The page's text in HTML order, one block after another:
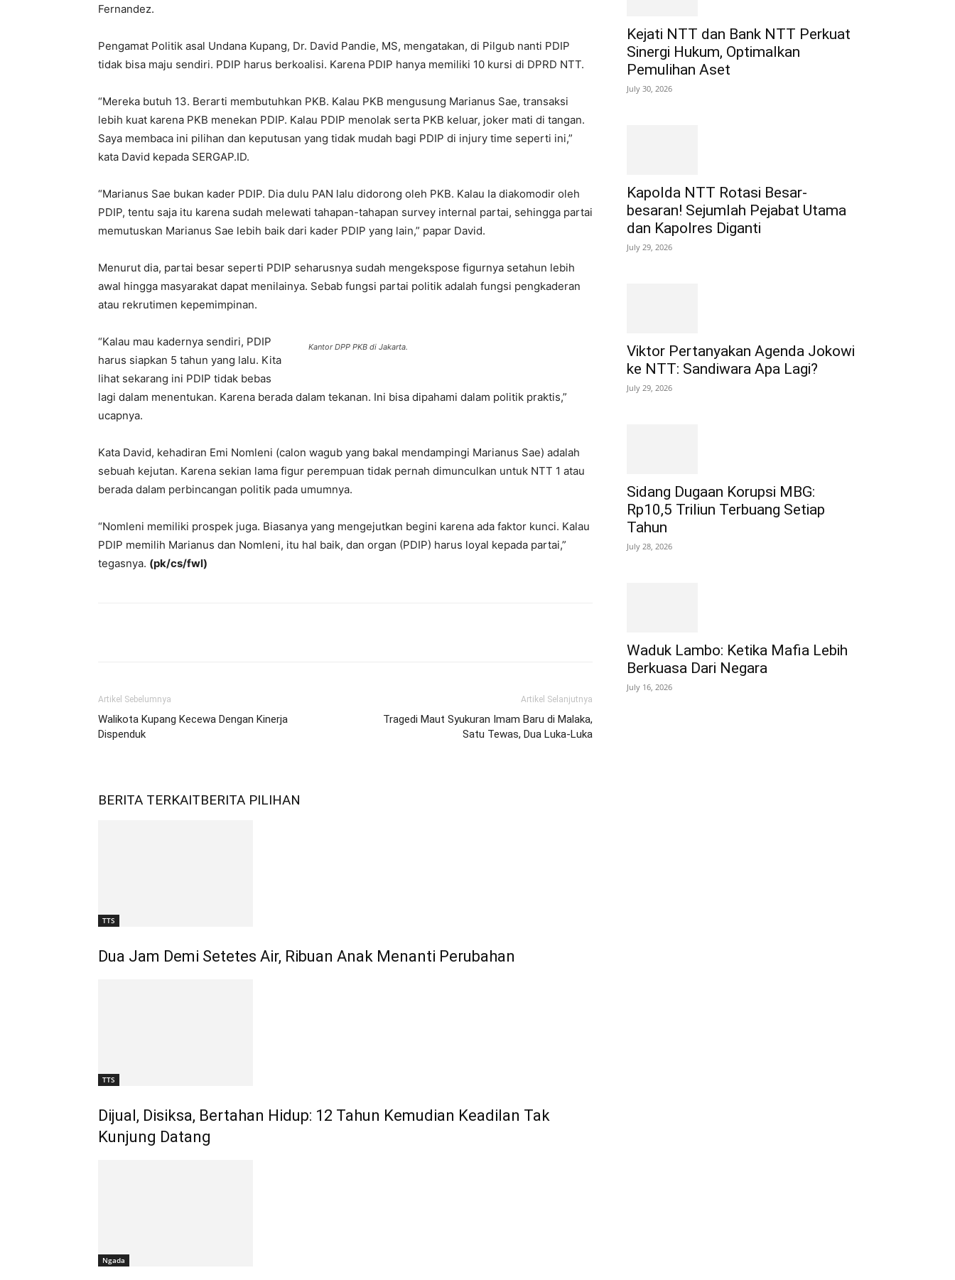
Fernandez.
Pengamat Politik asal Undana Kupang, Dr. David Pandie, MS, mengatakan, di Pilgub nanti PDIP
tidak bisa maju sendiri. PDIP harus berkoalisi. Karena PDIP hanya memiliki 10 kursi di DPRD NTT.
“Mereka butuh 13. Berarti membutuhkan PKB. Kalau PKB mengusung Marianus Sae, transaksi
lebih kuat karena PKB menekan PDIP. Kalau PDIP menolak serta PKB keluar, joker mati di tangan.
Saya membaca ini pilihan dan keputusan yang tidak mudah bagi PDIP di injury time seperti ini,”
kata David kepada SERGAP.ID.
“Marianus Sae bukan kader PDIP. Dia dulu PAN lalu didorong oleh PKB. Kalau Ia diakomodir oleh
PDIP, tentu saja itu karena sudah melewati tahapan-tahapan survey internal partai, sehingga partai
memutuskan Marianus Sae lebih baik dari kader PDIP yang lain,” papar David.
Menurut dia, partai besar seperti PDIP seharusnya sudah mengekspose figurnya setahun lebih
awal hingga masyarakat dapat menilainya. Sebab fungsi partai politik adalah fungsi pengkaderan
atau rekrutimen kepemimpinan.
Kantor DPP PKB di Jakarta.
“Kalau mau kadernya sendiri, PDIP
harus siapkan 5 tahun yang lalu. Kita
lihat sekarang ini PDIP tidak bebas
lagi dalam menentukan. Karena berada dalam tekanan. Ini bisa dipahami dalam politik praktis,”
ucapnya.
Kata David, kehadiran Emi Nomleni (calon wagub yang bakal mendampingi Marianus Sae) adalah
sebuah kejutan. Karena sekian lama figur perempuan tidak pernah dimunculkan untuk NTT 1 atau
berada dalam perbincangan politik pada umumnya.
“Nomleni memiliki prospek juga. Biasanya yang mengejutkan begini karena ada faktor kunci. Kalau
PDIP memilih Marianus dan Nomleni, itu hal baik, dan organ (PDIP) harus loyal kepada partai,”
tegasnya. (pk/cs/fwl)
Artikel Sebelumnya
Walikota Kupang Kecewa Dengan Kinerja
Dispenduk
Artikel Selanjutnya
Tragedi Maut Syukuran Imam Baru di Malaka,
Satu Tewas, Dua Luka-Luka
BERITA TERKAITBERITA PILIHAN
TTS
Dua Jam Demi Setetes Air, Ribuan Anak Menanti Perubahan
TTS
Dijual, Disiksa, Bertahan Hidup: 12 Tahun Kemudian Keadilan Tak
Kunjung Datang
Ngada
Kejati NTT dan Bank NTT Perkuat
Sinergi Hukum, Optimalkan
Pemulihan Aset
July 30, 2026
Kapolda NTT Rotasi Besar-
besaran! Sejumlah Pejabat Utama
dan Kapolres Diganti
July 29, 2026
Viktor Pertanyakan Agenda Jokowi
ke NTT: Sandiwara Apa Lagi?
July 29, 2026
Sidang Dugaan Korupsi MBG:
Rp10,5 Triliun Terbuang Setiap
Tahun
July 28, 2026
Waduk Lambo: Ketika Mafia Lebih
Berkuasa Dari Negara
July 16, 2026